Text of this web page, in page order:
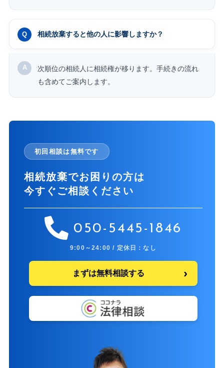
相続放棄すると他の人に影響しますか？
次順位の相続人に相続権が移ります。手続きの流れ
も含めてご案内します。
初回相談は無料です
相続放棄でお困りの方は
今すぐご相談ください
050-5445-1846
9:00～24:00 / 定休日：なし
まずは無料相談する